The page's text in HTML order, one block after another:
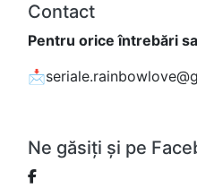
Contact
Pentru orice întrebări
Ne găsiți și pe